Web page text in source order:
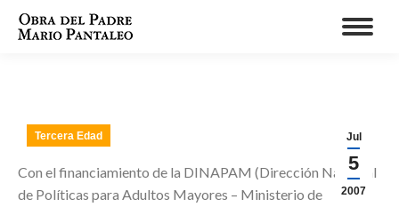
Jul
5
2007
Tercera Edad
Con el financiamiento de la DINAPAM (Dirección Nacional
de Políticas para Adultos Mayores – Ministerio de